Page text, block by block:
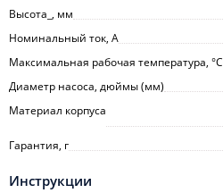
Высота_, мм
Номинальный ток, А
Максимальная рабочая температура, °С
Диаметр насоса, дюймы (мм)
Материал корпуса
Гарантия, г
Инструкции